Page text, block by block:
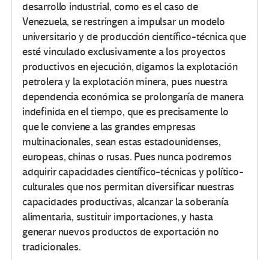
desarrollo industrial, como es el caso de
Venezuela, se restringen a impulsar un modelo
universitario y de producción científico-técnica que
esté vinculado exclusivamente a los proyectos
productivos en ejecución, digamos la explotación
petrolera y la explotación minera, pues nuestra
dependencia económica se prolongaría de manera
indefinida en el tiempo, que es precisamente lo
que le conviene a las grandes empresas
multinacionales, sean estas estadounidenses,
europeas, chinas o rusas. Pues nunca podremos
adquirir capacidades científico-técnicas y político-
culturales que nos permitan diversificar nuestras
capacidades productivas, alcanzar la soberanía
alimentaria, sustituir importaciones, y hasta
generar nuevos productos de exportación no
tradicionales.